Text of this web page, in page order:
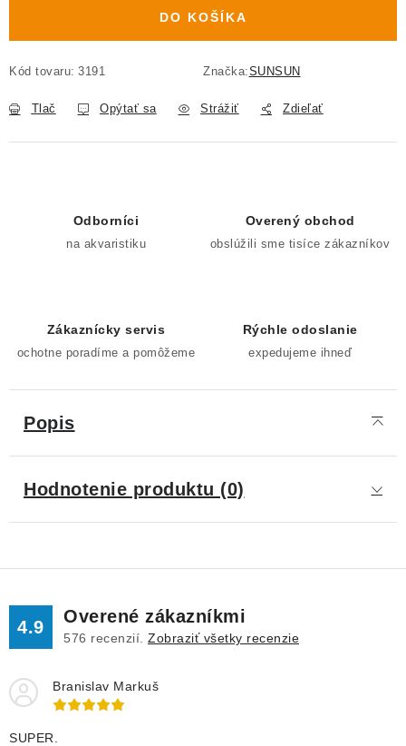
DO KOŠÍKA
Kód tovaru: 3191 Značka:SUNSUN
Tlač Opýtať sa Strážiť Zdieľať
Odborníci
na akvaristiku
Overený obchod
obslúžili sme tisíce zákazníkov
Zákaznícky servis
ochotne poradíme a pomôžeme
Rýchle odoslanie
expedujeme ihneď
Popis
Hodnotenie produktu (0)
4.9
Overené zákazníkmi
576 recenzií. Zobraziť všetky recenzie
Branislav Markuš
SUPER.